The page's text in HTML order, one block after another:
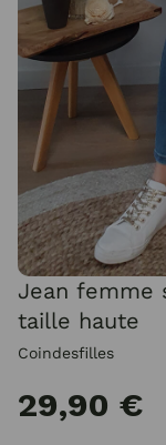
Jean femme
taille haute
Coindesfilles
29,90 €